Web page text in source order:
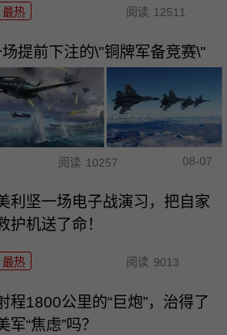
最热 阅读 12511
提前下注的\"铜牌军备竞赛\"
阅读 10257 08-07
利坚一场电子战演习，把自家
护机送了命！
最热 阅读 9013
程1800公里的“巨炮”，治得了
军“焦虑”吗？